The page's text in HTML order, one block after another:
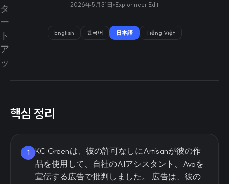
2026年5月31日 Explorineer Edit
English 한국어 日本語 Tiếng Việt
핵심 정리
1
KC Greenは、彼の許可なしにArtisanが彼の作
品を使用して、自社のAIアシスタント、Avaを
宣伝する広告で批判しました。 広告は、彼の